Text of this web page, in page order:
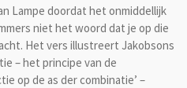
Lampe doordat het onmiddellijk
niet het woord dat je op die
Het vers illustreert Jakobsons
– het principe van de
op de as der combinatie’ –